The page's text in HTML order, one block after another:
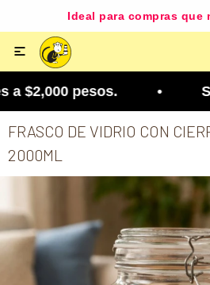
Ideal para compras que

a $2,000 pesos. • Si lo
FRASCO DE VIDRIO CON
2000ML